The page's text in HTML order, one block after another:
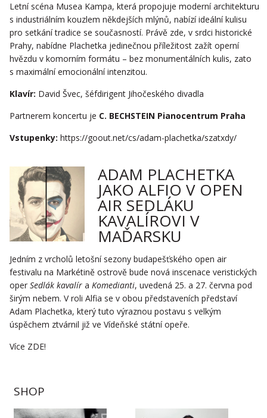
Letní scéna Musea Kampa, která propojuje moderní architekturu
s industriálním kouzlem někdejších mlýnů, nabízí ideální kulisu
pro setkání tradice se současností. Právě zde, v srdci historické
Prahy, nabídne Plachetka jedinečnou příležitost zažít operní
hvězdu v komorním formátu – bez monumentálních kulis, zato
s maximální emocionální intenzitou.
Klavír: David Švec, šéfdirigent Jihočeského divadla
Partnerem koncertu je C. BECHSTEIN Pianocentrum Praha
Vstupenky: https://goout.net/cs/adam-plachetka/szatxdy/
ADAM PLACHETKA
JAKO ALFIO V OPEN
AIR SEDLÁKU
KAVALÍROVI V
MAĎARSKU
Jedním z vrcholů letošní sezony budapešťského open air
festivalu na Markétině ostrově bude nová inscenace veristických
oper Sedlák kavalír a Komedianti, uvedená 25. a 27. června pod
širým nebem. V roli Alfia se v obou představeních představí
Adam Plachetka, který tuto výraznou postavu s velkým
úspěchem ztvárnil již ve Vídeňské státní opeře.
Více ZDE!
SHOP